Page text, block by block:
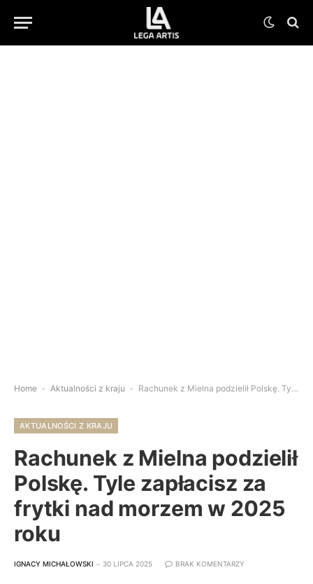
Home - Aktualności z kraju - Rachunek z Mielna podzielił Polskę. Tyle zapłacisz za frytki nad morzem w 2025 roku
AKTUALNOŚCI Z KRAJU
Rachunek z Mielna podzielił
Polskę. Tyle zapłacisz za
frytki nad morzem w 2025
roku
IGNACY MICHAŁOWSKI 30 LIPCA 2025 BRAK KOMENTARZY